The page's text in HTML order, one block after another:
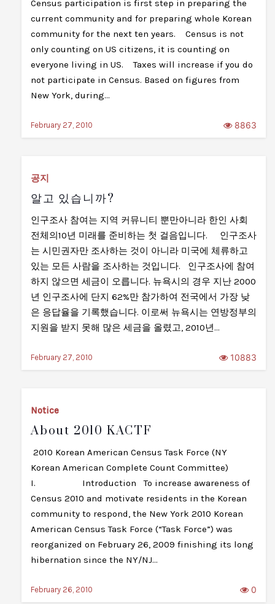
Census participation is first step in preparing the
current community and for preparing whole Korean
community for the next ten years. Census is not
only counting on US citizens, it is counting on
everyone living in US. Taxes will increase if you do
not participate in Census. Based on figures from
New York, during…
February 27, 2010 8863
공지
알고 있습니까?
인구조사 참여는 지역 커뮤니티 뿐만아니라 한인 사회
전체의10년 미래를 준비하는 첫 걸음입니다. 인구조사
는 시민권자만 조사하는 것이 아니라 미국에 체류하고
있는 모든 사람을 조사하는 것입니다. 인구조사에 참여
하지 않으면 세금이 오릅니다. 뉴욕시의 경우 지난 2000
년 인구조사에 단지 62%만 참가하여 전국에서 가장 낮
은 응답율을 기록했습니다. 이로써 뉴욕시는 연방정부의
지원을 받지 못해 많은 세금을 올렸고, 2010년…
February 27, 2010 10883
Notice
About 2010 KACTF
2010 Korean American Census Task Force (NY
Korean American Complete Count Committee)
I. Introduction To increase awareness of
Census 2010 and motivate residents in the Korean
community to respond, the New York 2010 Korean
American Census Task Force (“Task Force”) was
reorganized on February 26, 2009 finishing its long
hibernation since the NY/NJ…
February 26, 2010 0